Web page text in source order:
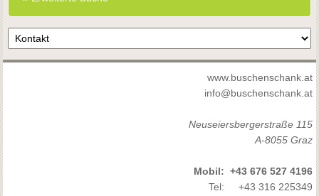
www.buschenschank.at
info@buschenschank.at
Neuseiersbergerstraße 115
A-8055 Graz
Mobil: +43 676 527 4196
Tel:
+43 316 225349